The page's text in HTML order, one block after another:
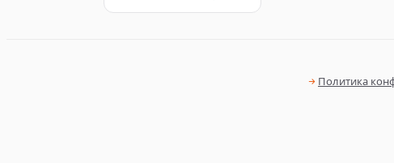
Политика